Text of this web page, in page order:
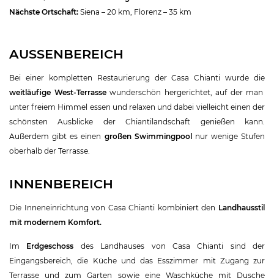
Nächste Ortschaft: Siena – 20 km, Florenz – 35 km
AUSSENBEREICH
Bei einer kompletten Restaurierung der Casa Chianti wurde die
weitläufige West-Terrassewunderschön hergerichtet, auf der man
unter freiem Himmel essen und relaxen und dabei vielleicht einen der
schönsten Ausblicke der Chiantilandschaft genießen kann.
Außerdem gibt es einen großen Swimmingpoolnur wenige Stufen
oberhalb der Terrasse.
INNENBEREICH
Die Inneneinrichtung von Casa Chianti kombiniert den Landhausstil
mit modernem Komfort.
Im Erdgeschoss des Landhauses von Casa Chianti sind der
Eingangsbereich, die Küche und das Esszimmer mit Zugang zur
Terrasse und zum Garten sowie eine Waschküche mit Dusche